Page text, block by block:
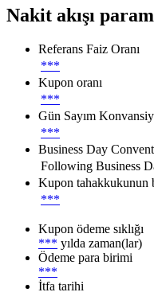
Nakit akışı
Referans Faiz Oranı
***
Kupon oranı
***
Gün Sayım
***
Business Day
Following Business
Kupon tahakkukunun
***
Kupon ödeme sıklığı
*** yılda zaman(lar)
Ödeme para birimi
***
İtfa tarihi